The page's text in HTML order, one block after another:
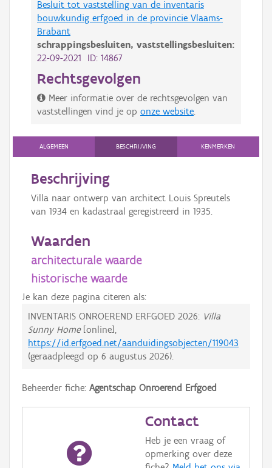
Besluit tot vaststelling van de inventaris
bouwkundig erfgoed in de provincie Vlaams-
Brabant
schrappingsbesluiten, vaststellingsbesluiten:
22-09-2021 ID: 14867
Rechtsgevolgen
Meer informatie over de rechtsgevolgen van
vaststellingen vind je op onze website
ALGEMEEN BESCHRIJVING KENMERKEN
Beschrijving
Villa naar ontwerp van architect Louis Spreutels
van 1934 en kadastraal geregistreerd in 1935.
Waarden
architecturale waarde
historische waarde
Je kan deze pagina citeren als:
INVENTARIS ONROEREND ERFGOED 2026: Villa
Sunny Home[online],
https://id.erfgoed.net/aanduidingsobjecten/119043
(geraadpleegd op 6 augustus 2026).
Beheerder fiche: Agentschap Onroerend Erfgoed
Contact
Heb je een vraag of
opmerking over deze